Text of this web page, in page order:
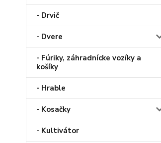
- Drvič
- Dvere
- Fúriky, záhradnícke vozíky a
košíky
- Hrable
- Kosačky
- Kultivátor